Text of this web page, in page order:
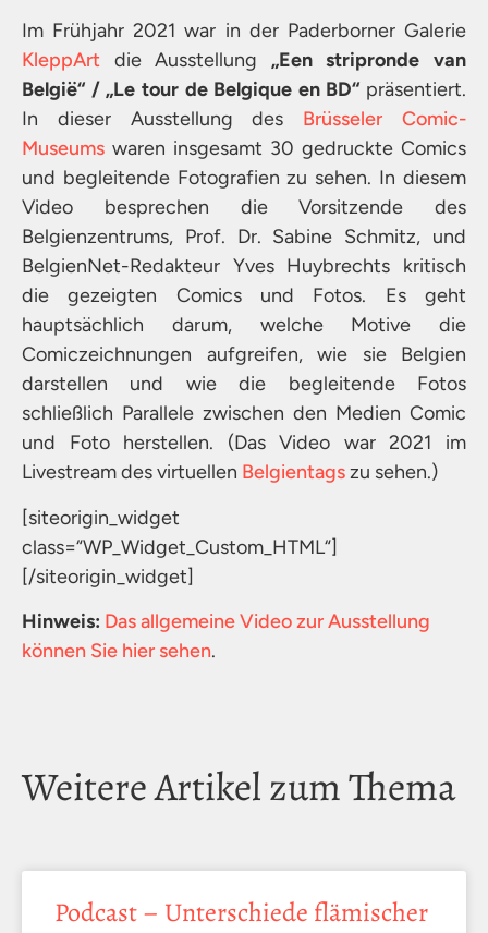
Im Frühjahr 2021 war in der Paderborner Galerie
KleppArt die Ausstellung „Een stripronde van
België“ / „Le tour de Belgique en BD“ präsentiert.
In dieser Ausstellung des Brüsseler Comic-
Museums waren insgesamt 30 gedruckte Comics
und begleitende Fotografien zu sehen. In diesem
Video besprechen die Vorsitzende des
Belgienzentrums, Prof. Dr. Sabine Schmitz, und
BelgienNet-Redakteur Yves Huybrechts kritisch
die gezeigten Comics und Fotos. Es geht
hauptsächlich darum, welche Motive die
Comiczeichnungen aufgreifen, wie sie Belgien
darstellen und wie die begleitende Fotos
schließlich Parallele zwischen den Medien Comic
und Foto herstellen. (Das Video war 2021 im
Livestream des virtuellen Belgientagszu sehen.)
[siteorigin_widget
class=“WP_Widget_Custom_HTML“]
[/siteorigin_widget]
Hinweis: Das allgemeine Video zur Ausstellung
können Sie hier sehen.
Weitere Artikel zum Thema
Podcast – Unterschiede flämischer